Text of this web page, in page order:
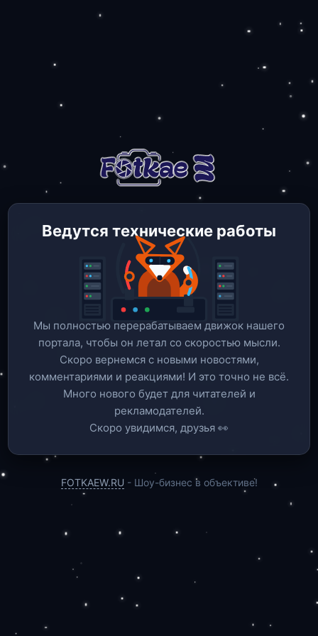
Ведутся технические работы
Мы полностью перерабатываем движок нашего
портала, чтобы он летал со скоростью мысли.
Скоро вернемся c новыми новостями,
комментариями и реакциями! И это точно не всё.
Много нового будет для читателей и
рекламодателей.
Скоро увидимся, друзья 👀
FOTKAEW.RU - Шоу-бизнес в объективе!